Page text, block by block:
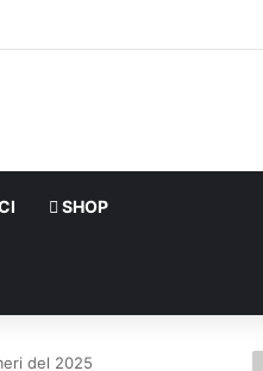
SHOP
del 2025